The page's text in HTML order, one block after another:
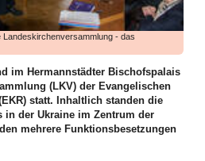
sehen, wie dies die zahlreichen
aufgabenreichen Auftakt das neue Jahr:
Januar kamen Frauen aus allen Bezirken
Elimheim in Michelsberg zusammen. Sie
um Nigeria und seine
aus Matthäus 11,28-30 zu
den Gottesdienst nach der Ordnung der
gerüstet und informiert in ihre
- das
im Hermannstädter Bischofspalais
(LKV) der Evangelischen
statt. Inhaltlich standen die
in der Ukraine im Zentrum der
mehrere Funktionsbesetzungen